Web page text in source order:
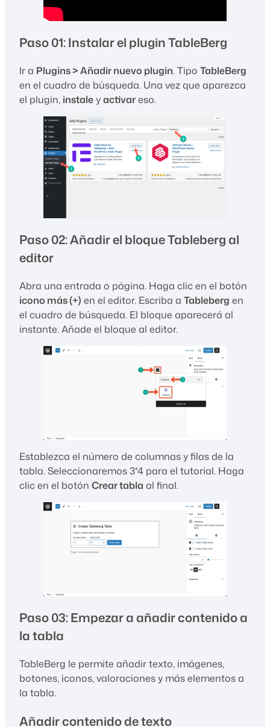
Paso 01: Instalar el plugin TableBerg
Ir a Plugins > Añadir nuevo plugin. Tipo TableBerg
en el cuadro de búsqueda. Una vez que aparezca
el plugin, instaleyactivareso.
Paso 02: Añadir el bloque Tableberg al
editor
Abra una entrada o página. Haga clic en el botón
icono más (+) en el editor. Escriba a Tableberg en
el cuadro de búsqueda. El bloque aparecerá al
instante. Añade el bloque al editor.
Establezca el número de columnas y filas de la
tabla. Seleccionaremos 3*4 para el tutorial. Haga
clic en el botón Crear tabla al final.
Paso 03: Empezar a añadir contenido a
la tabla
TableBerg le permite añadir texto, imágenes,
botones, iconos, valoraciones y más elementos a
la tabla.
Añadir contenido de texto